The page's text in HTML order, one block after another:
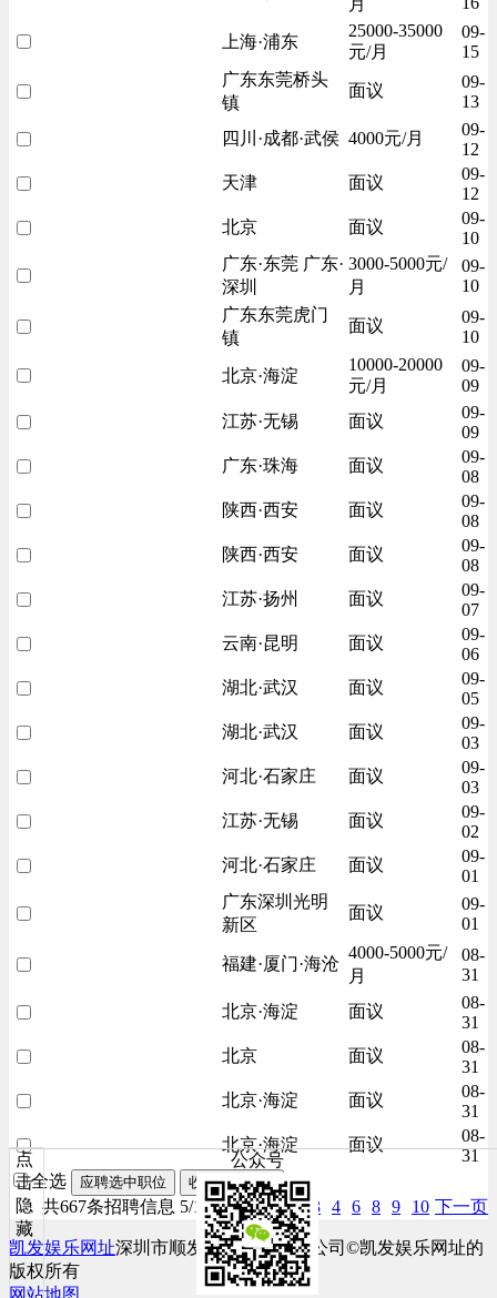
上海·浦东
25000-35000
元/月
09-
15
广东东莞桥头
镇
面议
09-
13
四川·成都·武侯 4000元/月
09-
12
天津
面议
09-
12
北京
面议
09-
10
广东·东莞 广东·
深圳
3000-5000元/
月
09-
10
广东东莞虎门
镇
面议
09-
10
北京·海淀
10000-20000
元/月
09-
09
江苏·无锡
面议
09-
09
广东·珠海
面议
09-
08
陕西·西安
面议
09-
08
陕西·西安
面议
09-
08
江苏·扬州
面议
09-
07
云南·昆明
面议
09-
06
湖北·武汉
面议
09-
05
湖北·武汉
面议
09-
03
河北·石家庄
面议
09-
03
江苏·无锡
面议
09-
02
河北·石家庄
面议
09-
01
广东深圳光明
新区
面议
09-
01
福建·厦门·海沧
4000-5000元/
月
08-
31
北京·海淀
面议
08-
31
北京
面议
08-
31
北京·海淀
面议
08-
31
北京·海淀
面议
08-
31
全选
应聘选中职位 收藏选中职位
共667条招聘信息 5/14页上一页 2 3 4 6 8 9 10 下一页
凯发娱乐网址深圳市顺发网络科技有限公司©凯发娱乐网址的
版权所有
点
击
隐
藏
公众号
网站地图